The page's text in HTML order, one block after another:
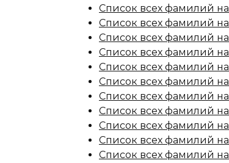
Список всех фамилий на
Список всех фамилий
Список всех фамилий на
Список всех фамилий
Список всех фамилий на
Список всех фамилий
Список всех фамилий
Список всех фамилий
Список всех фамилий
Список всех фамилий
Список всех фамилий